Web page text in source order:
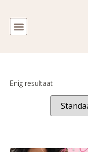
Enig resultaat